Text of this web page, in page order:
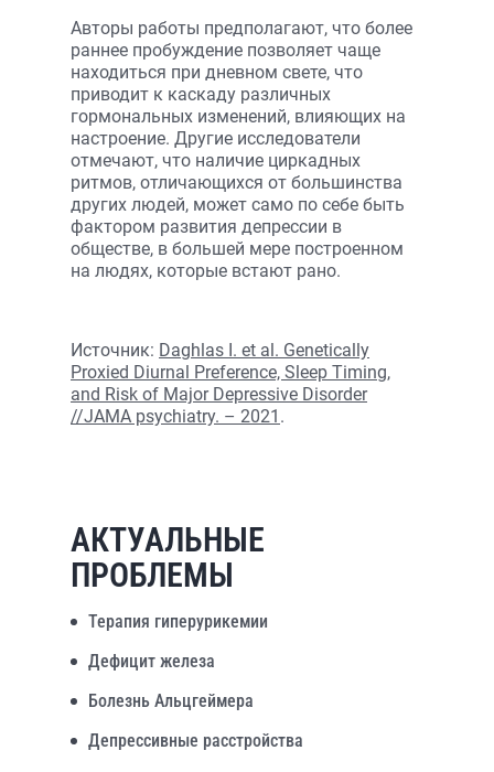
Авторы работы предполагают, что более
раннее пробуждение позволяет чаще
находиться при дневном свете, что
приводит к каскаду различных
гормональных изменений, влияющих на
настроение. Другие исследователи
отмечают, что наличие циркадных
ритмов, отличающихся от большинства
других людей, может само по себе быть
фактором развития депрессии в
обществе, в большей мере построенном
на людях, которые встают рано.
Источник: Daghlas I. et al. Genetically
Proxied Diurnal Preference, Sleep Timing,
and Risk of Major Depressive Disorder
//JAMA psychiatry. – 2021 .
АКТУАЛЬНЫЕ
ПРОБЛЕМЫ
Терапия гиперурикемии
Дефицит железа
Болезнь Альцгеймера
Депрессивные расстройства